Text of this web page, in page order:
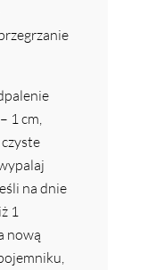
1 cm,
na dnie
1
nową